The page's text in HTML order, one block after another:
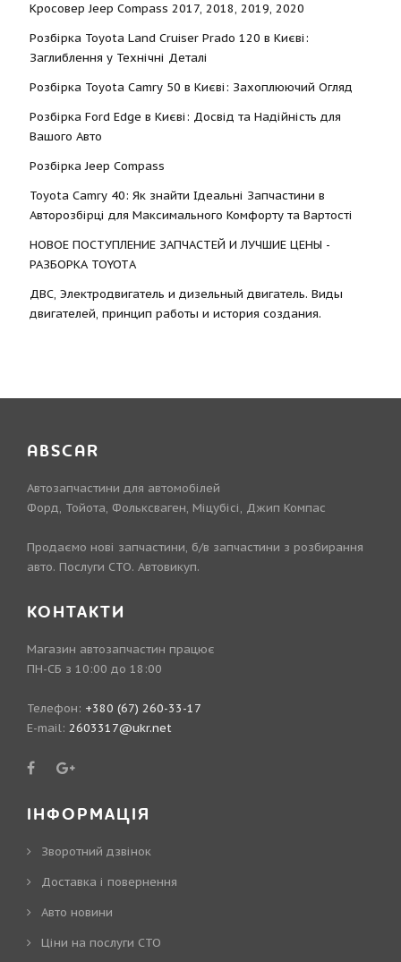
Кросовер Jeep Compass 2017, 2018, 2019, 2020
Розбірка Toyota Land Cruiser Prado 120 в Києві:
Заглиблення у Технічні Деталі
Розбірка Toyota Camry 50 в Києві: Захоплюючий Огляд
Розбірка Ford Edge в Києві: Досвід та Надійність для
Вашого Авто
Розбірка Jeep Compass
Toyota Camry 40: Як знайти Ідеальні Запчастини в
Авторозбірці для Максимального Комфорту та Вартості
НОВОЕ ПОСТУПЛЕНИЕ ЗАПЧАСТЕЙ И ЛУЧШИЕ ЦЕНЫ -
РАЗБОРКА TOYOTА
ДВС, Электродвигатель и дизельный двигатель. Виды
двигателей, принцип работы и история создания.
ABSCAR
Автозапчастини для автомобілей
Форд, Тойота, Фольксваген, Міцубісі, Джип Компас
Продаємо нові запчастини, б/в запчастини з розбирання
авто. Послуги СТО. Автовикуп.
КОНТАКТИ
Магазин автозапчастин працює
ПН-СБ з 10:00 до 18:00
Телефон: +380 (67) 260-33-17
E-mail: 2603317@ukr.net
ІНФОРМАЦІЯ
Зворотний дзвінок
Доставка і повернення
Авто новини
Ціни на послуги СТО